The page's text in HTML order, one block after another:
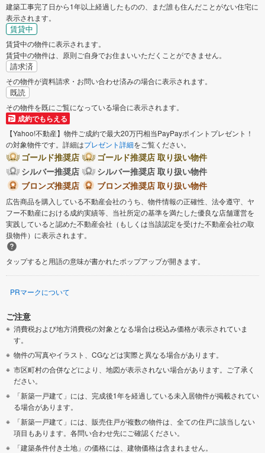
建築工事完了日から1年以上経過したものの、まだ誰も住んだことがない住宅に
表示されます。
賃貸中
賃貸中の物件に表示されます。
賃貸中の物件は、原則ご自身でお住まいいただくことができません。
請求済
その物件が資料請求・お問い合わせ済みの場合に表示されます。
既読
その物件を既にご覧になっている場合に表示されます。
成約でもらえる
【Yahoo!不動産】物件ご成約で最大20万円相当PayPayポイントプレゼント！
の対象物件です。詳細はプレゼント詳細をご覧ください。
ゴールド推奨店
ゴールド推奨店 取り扱い物件
シルバー推奨店
シルバー推奨店 取り扱い物件
ブロンズ推奨店
ブロンズ推奨店 取り扱い物件
広告商品を購入している不動産会社のうち、物件情報の正確性、法令遵守、ヤ
フー不動産における成約実績等、当社所定の基準を満たした優良な店舗運営を
実践していると認めた不動産会社（もしくは当該認定を受けた不動産会社の取
扱物件）に表示されます。
タップすると用語の意味が書かれたポップアップが開きます。
PRマークについて
ご注意
消費税および地方消費税の対象となる場合は税込み価格が表示されていま
す。
物件の写真やイラスト、CGなどは実際と異なる場合があります。
市区町村の合併などにより、地図が表示されない場合があります。ご了承く
ださい。
「新築一戸建て」には、完成後1年を経過している未入居物件が掲載されてい
る場合があります。
「新築一戸建て」には、販売住戸が複数の物件は、全ての住戸に該当しない
項目もあります。各問い合わせ先にご確認ください。
「建築条件付き土地」の価格には、建物価格は含まれません。